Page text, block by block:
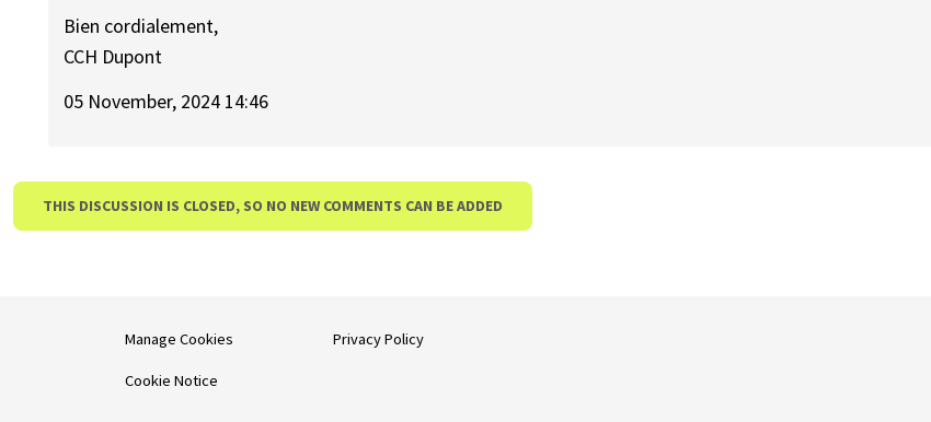
Bien cordialement,
CCH Dupont
05 November, 2024 14:46
THIS DISCUSSION IS CLOSED, SO NO NEW COMMENTS CAN BE ADDED
Manage Cookies
Cookie Notice
Privacy Policy